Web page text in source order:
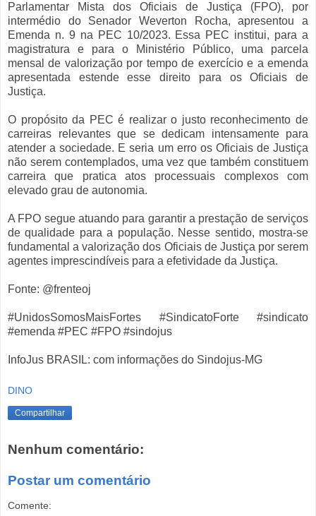
Parlamentar Mista dos Oficiais de Justiça (FPO), por
intermédio do Senador Weverton Rocha, apresentou a
Emenda n. 9 na PEC 10/2023. Essa PEC institui, para a
magistratura e para o Ministério Público, uma parcela
mensal de valorização por tempo de exercício e a emenda
apresentada estende esse direito para os Oficiais de
Justiça.
O propósito da PEC é realizar o justo reconhecimento de
carreiras relevantes que se dedicam intensamente para
atender a sociedade. E seria um erro os Oficiais de Justiça
não serem contemplados, uma vez que também constituem
carreira que pratica atos processuais complexos com
elevado grau de autonomia.
A FPO segue atuando para garantir a prestação de serviços
de qualidade para a população. Nesse sentido, mostra-se
fundamental a valorização dos Oficiais de Justiça por serem
agentes imprescindíveis para a efetividade da Justiça.
Fonte: @frenteoj
#UnidosSomosMaisFortes #SindicatoForte #sindicato
#emenda #PEC #FPO #sindojus
InfoJus BRASIL: com informações do Sindojus-MG
DINO
Compartilhar
Nenhum comentário:
Postar um comentário
Comente: